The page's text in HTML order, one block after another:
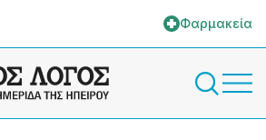
Φαρμακεία